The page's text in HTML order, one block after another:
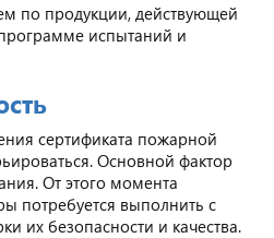
по продукции, действующей
испытаний и
сертификата пожарной
Основной фактор
От этого момента
потребуется выполнить с
их безопасности и качества.